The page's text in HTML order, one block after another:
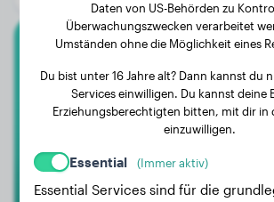
Chano
Daten von US-Behörden zu
Überwachungszwecken verarbeitet
Umständen ohne die Möglichkeit eines
Du bist unter 16 Jahre alt? Dann kannst du
Services einwilligen. Du kannst deine
Erziehungsberechtigten bitten, mit dir in
einzuwilligen.
Essential (Immer aktiv)
Essential Services sind für die